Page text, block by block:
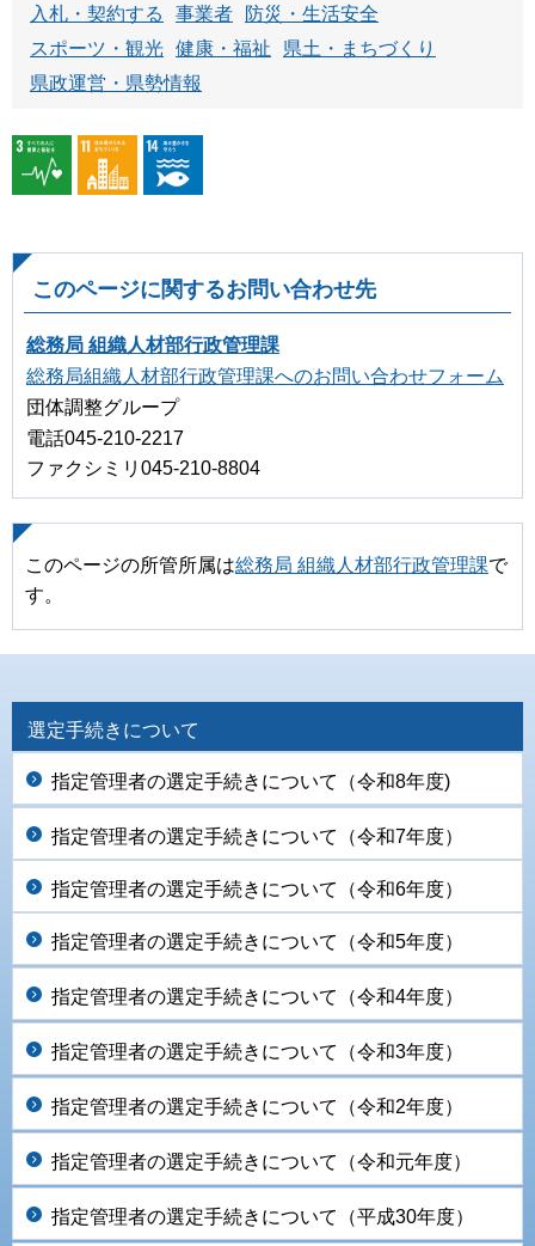
入札・契約する 事業者
防災・生活安全
スポーツ・観光 健康・福祉
県土・まちづくり
県政運営・県勢情報
このページに関するお問い合わせ先
総務局 組織人材部行政管理課
総務局組織人材部行政管理課へのお問い合わせフォーム
団体調整グループ
電話045-210-2217
ファクシミリ045-210-8804
このページの所管所属は総務局 組織人材部行政管理課で
す。
選定手続きについて
指定管理者の選定手続きについて（令和8年度)
指定管理者の選定手続きについて（令和7年度）
指定管理者の選定手続きについて（令和6年度）
指定管理者の選定手続きについて（令和5年度）
指定管理者の選定手続きについて（令和4年度）
指定管理者の選定手続きについて（令和3年度）
指定管理者の選定手続きについて（令和2年度）
指定管理者の選定手続きについて（令和元年度）
指定管理者の選定手続きについて（平成30年度）